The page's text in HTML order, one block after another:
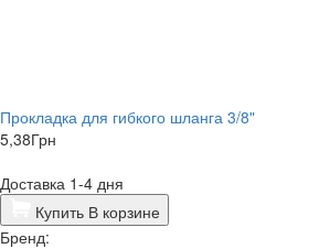
Прокладка для гибкого шланга 3/8"
5,38Грн
Доставка 1-4 дня
Купить В корзине
Бренд: